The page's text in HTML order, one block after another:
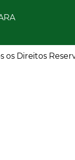
Direitos